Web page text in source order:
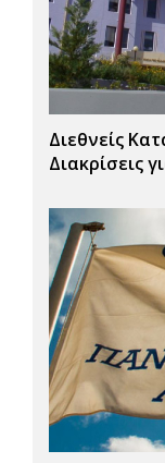
Διεθνείς
Διακρίσεις